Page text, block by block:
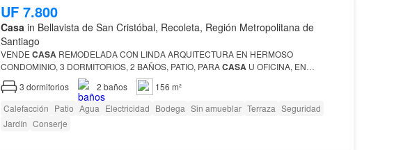
UF 7.800
Casa in Bellavista de San Cristóbal, Recoleta, Región Metropolitana de
Santiago
VENDE CASA REMODELADA CON LINDA ARQUITECTURA EN HERMOSO
CONDOMINIO, 3 DORMITORIOS, 2 BAÑOS, PATIO, PARACASA U OFICINA, EN
ERNESTO PINTO LAGARRIGUE (CON ANTONIA LOPEZ DE BELLO), BARRIO
BELLAVISTA,RECOLETA…
3 dormitorios 2 baños
156 m²
Calefacción Patio Agua Electricidad Bodega Sin amueblar Terraza Seguridad
Jardín Conserje